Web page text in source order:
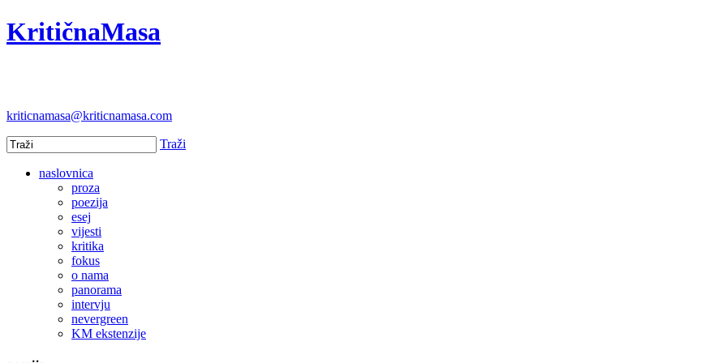
KritičnaMasa
kriticnamasa@kriticnamasa.com
Traži
naslovnica
proza
poezija
esej
vijesti
kritika
fokus
o nama
panorama
intervju
nevergreen
KM ekstenzije